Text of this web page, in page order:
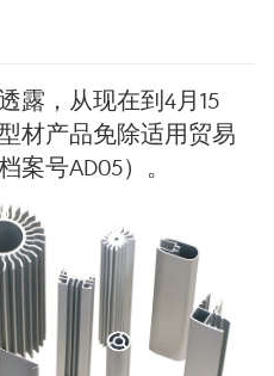
露，从现在到4月15
材产品免除适用贸易
号AD05）。